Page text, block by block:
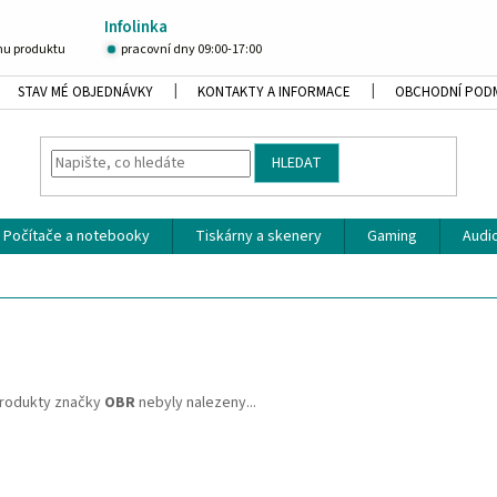
Infolinka
produktu pracovní dny 09:00-17:00
STAV MÉ OBJEDNÁVKY KONTAKTY A INFORMACE OBCHODNÍ
HLEDAT
Počítače a notebooky Tiskárny a skenery Gaming
značky OBRnebyly nalezeny...